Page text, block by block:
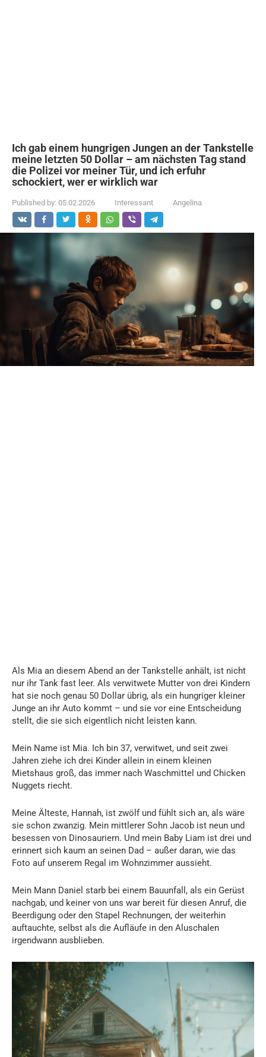
Ich gab einem hungrigen Jungen an der Tankstelle
meine letzten 50 Dollar – am nächsten Tag stand
die Polizei vor meiner Tür, und ich erfuhr
schockiert, wer er wirklich war
Published by: 05.02.2026 Interessant Angelina
Als Mia an diesem Abend an der Tankstelle anhält, ist nicht
nur ihr Tank fast leer. Als verwitwete Mutter von drei Kindern
hat sie noch genau 50 Dollar übrig, als ein hungriger kleiner
Junge an ihr Auto kommt – und sie vor eine Entscheidung
stellt, die sie sich eigentlich nicht leisten kann.
Mein Name ist Mia. Ich bin 37, verwitwet, und seit zwei
Jahren ziehe ich drei Kinder allein in einem kleinen
Mietshaus groß, das immer nach Waschmittel und Chicken
Nuggets riecht.
Meine Älteste, Hannah, ist zwölf und fühlt sich an, als wäre
sie schon zwanzig. Mein mittlerer Sohn Jacob ist neun und
besessen von Dinosauriern. Und mein Baby Liam ist drei und
erinnert sich kaum an seinen Dad – außer daran, wie das
Foto auf unserem Regal im Wohnzimmer aussieht.
Mein Mann Daniel starb bei einem Bauunfall, als ein Gerüst
nachgab, und keiner von uns war bereit für diesen Anruf, die
Beerdigung oder den Stapel Rechnungen, der weiterhin
auftauchte, selbst als die Aufläufe in den Aluschalen
irgendwann ausblieben.